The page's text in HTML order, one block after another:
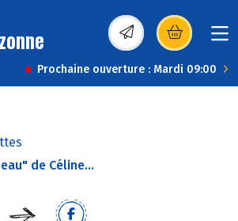
(s’ouvre dans une
Prochaine ouverture : Mardi 09:00
de Céline...